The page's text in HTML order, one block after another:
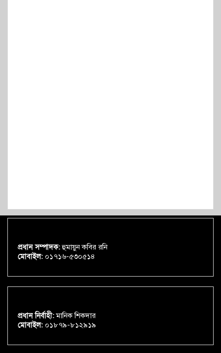
প্রধান সম্পাদক:হুমায়ুন কবির রনি
মোবাইল: ০১৭১৬-৫৩০৫১৪
প্রধান নির্বাহী:মানিক শিকদার
মোবাইল: ০১৮৭৯-৮১২৯১৯